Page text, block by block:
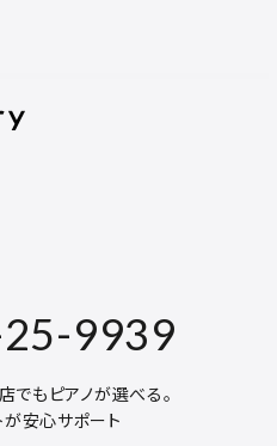
9939
でもピアノが選べる。
が安心サポート